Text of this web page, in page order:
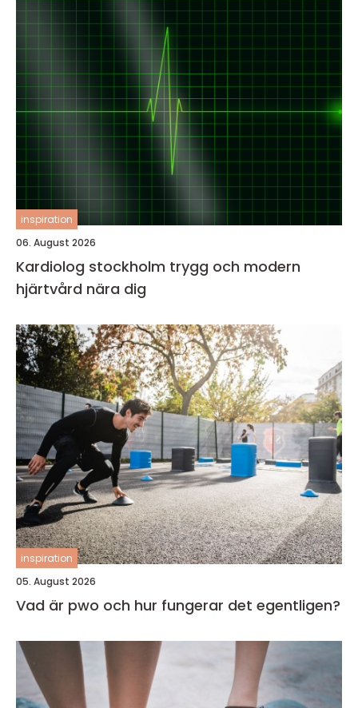
inspiration
06. August 2026
Kardiolog stockholm trygg och modern
hjärtvård nära dig
inspiration
05. August 2026
Vad är pwo och hur fungerar det egentligen?